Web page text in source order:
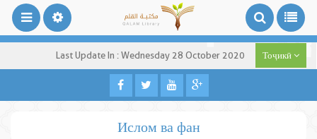
Last Update In : Wednesday 28 October 2020 Тоҷикӣ
Ислом ва фан